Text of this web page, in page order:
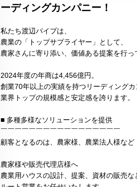
ーディングカンパニー！
私たち渡辺パイプは、
農業の「トップサプライヤー」として、
農家さんに寄り添い、価値ある提案を行っ
2024年度の年商は4,456億円。
創業70年以上の実績を持つリーディングカ
業界トップの規模感と安定感を誇ります。
■ 多種多様なソリューションを提供
￣￣￣￣￣￣￣￣￣￣￣￣￣￣￣￣￣
顧客となるのは、農家様、農業法人様など
農家様や販売代理店様へ
農業用ハウスの設計、提案、資材の販売な